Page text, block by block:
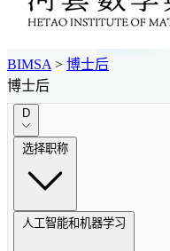
BIMSA > 博士后
博士后
D
选择职称
人工智能和机器学习